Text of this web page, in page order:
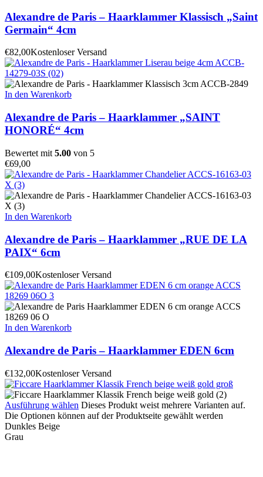
Alexandre de Paris – Haarklammer Klassisch „Saint
Germain“ 4cm
€82,00Kostenloser Versand
In den Warenkorb
Alexandre de Paris – Haarklammer „SAINT
HONORÉ“ 4cm
Bewertet mit 5.00 von 5
€69,00
In den Warenkorb
Alexandre de Paris – Haarklammer „RUE DE LA
PAIX“ 6cm
€109,00Kostenloser Versand
In den Warenkorb
Alexandre de Paris – Haarklammer EDEN 6cm
€132,00Kostenloser Versand
Ausführung wählen Dieses Produkt weist mehrere Varianten auf.
Die Optionen können auf der Produktseite gewählt werden
Dunkles Beige
Grau